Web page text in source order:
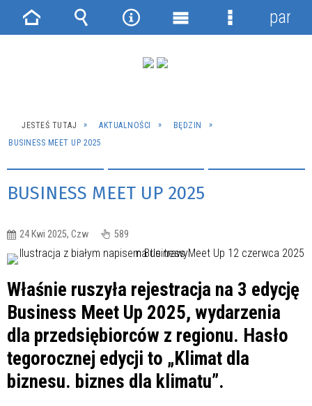
JESTEŚ TUTAJ AKTUALNOŚCI
BĘDZIN
BUSINESS MEET UP 2025
BUSINESS MEET UP 2025
24 Kwi 2025, Czw 589
Właśnie ruszyła rejestracja na 3 edycję
Business Meet Up 2025, wydarzenia
dla przedsiębiorców z regionu. Hasło
tegorocznej edycji to „Klimat dla
biznesu. biznes dla klimatu”.
Strona Wyszukiwarka
NarzędziaMenu
Menu
panel